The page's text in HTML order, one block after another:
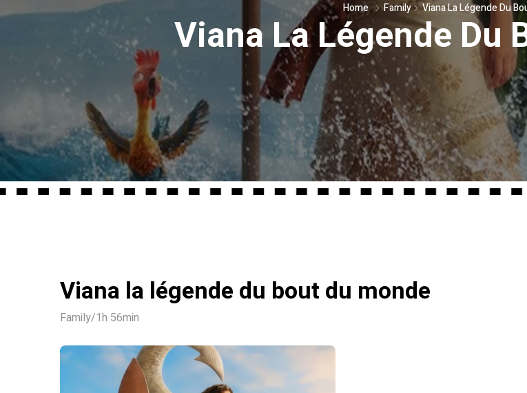
Home Family Viana La Légende Du
Viana La Légende Du
Viana la légende du bout du monde
Family/1h 56min